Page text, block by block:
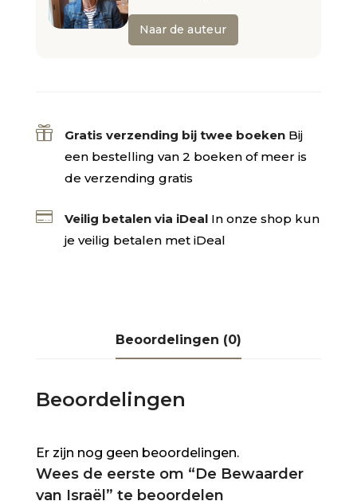
Naar de auteur
 Gratis verzending bij twee boeken Bij
een bestelling van 2 boeken of meer is
de verzending gratis
 Veilig betalen via iDeal In onze shop kun
je veilig betalen met iDeal
Beoordelingen (0)
Beoordelingen
Er zijn nog geen beoordelingen.
Wees de eerste om “De Bewaarder
van Israël” te beoordelen